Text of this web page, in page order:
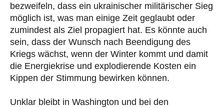
bezweifeln, dass ein ukrainischer militärischer Sieg
möglich ist, was man einige Zeit geglaubt oder
zumindest als Ziel propagiert hat. Es könnte auch
sein, dass der Wunsch nach Beendigung des
Kriegs wächst, wenn der Winter kommt und damit
die Energiekrise und explodierende Kosten ein
Kippen der Stimmung bewirken können.
Unklar bleibt in Washington und bei den